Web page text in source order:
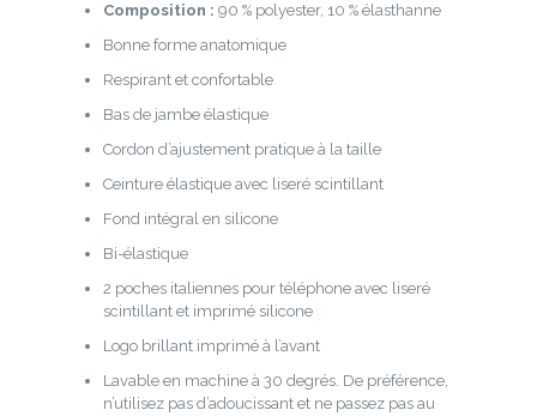
Composition : 90 % polyester, 10 % élasthanne
Bonne forme anatomique
Respirant et confortable
Bas de jambe élastique
Cordon d’ajustement pratique à la taille
Ceinture élastique avec liseré scintillant
Fond intégral en silicone
Bi-élastique
2 poches italiennes pour téléphone avec liseré
scintillant et imprimé silicone
Logo brillant imprimé à l’avant
Lavable en machine à 30 degrés. De préférence,
n’utilisez pas d’adoucissant et ne passez pas au